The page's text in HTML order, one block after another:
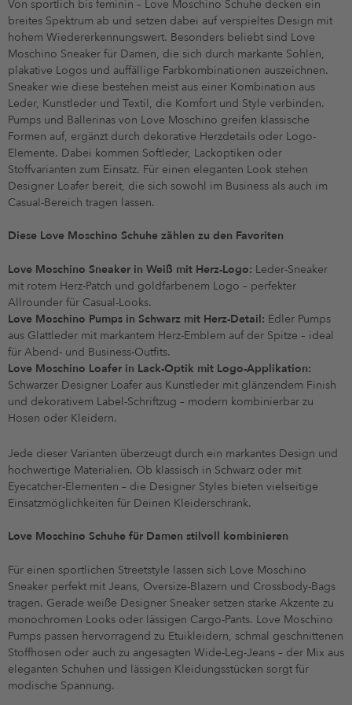
Von sportlich bis feminin – Love Moschino Schuhe decken ein
breites Spektrum ab und setzen dabei auf verspieltes Design mit
hohem Wiedererkennungswert. Besonders beliebt sind Love
Moschino Sneaker für Damen, die sich durch markante Sohlen,
plakative Logos und auffällige Farbkombinationen auszeichnen.
Sneaker wie diese bestehen meist aus einer Kombination aus
Leder, Kunstleder und Textil, die Komfort und Style verbinden.
Pumps und Ballerinas von Love Moschino greifen klassische
Formen auf, ergänzt durch dekorative Herzdetails oder Logo-
Elemente. Dabei kommen Softleder, Lackoptiken oder
Stoffvarianten zum Einsatz. Für einen eleganten Look stehen
Designer Loafer bereit, die sich sowohl im Business als auch im
Casual-Bereich tragen lassen.
Diese Love Moschino Schuhe zählen zu den Favoriten
Love Moschino Sneaker in Weiß mit Herz-Logo: Leder-Sneaker
mit rotem Herz-Patch und goldfarbenem Logo – perfekter
Allrounder für Casual-Looks.
Love Moschino Pumps in Schwarz mit Herz-Detail: Edler Pumps
aus Glattleder mit markantem Herz-Emblem auf der Spitze – ideal
für Abend- und Business-Outfits.
Love Moschino Loafer in Lack-Optik mit Logo-Applikation:
Schwarzer Designer Loafer aus Kunstleder mit glänzendem Finish
und dekorativem Label-Schriftzug – modern kombinierbar zu
Hosen oder Kleidern.
Jede dieser Varianten überzeugt durch ein markantes Design und
hochwertige Materialien. Ob klassisch in Schwarz oder mit
Eyecatcher-Elementen – die Designer Styles bieten vielseitige
Einsatzmöglichkeiten für Deinen Kleiderschrank.
Love Moschino Schuhe für Damen stilvoll kombinieren
Für einen sportlichen Streetstyle lassen sich Love Moschino
Sneaker perfekt mit Jeans, Oversize-Blazern und Crossbody-Bags
tragen. Gerade weiße Designer Sneaker setzen starke Akzente zu
monochromen Looks oder lässigen Cargo-Pants. Love Moschino
Pumps passen hervorragend zu Etuikleidern, schmal geschnittenen
Stoffhosen oder auch zu angesagten Wide-Leg-Jeans – der Mix aus
eleganten Schuhen und lässigen Kleidungsstücken sorgt für
modische Spannung.